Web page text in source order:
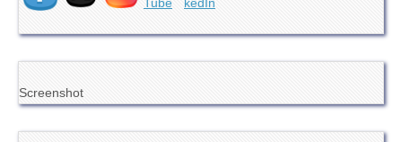
Screenshot